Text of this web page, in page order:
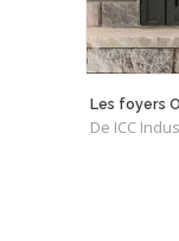
Les foyers
De ICC